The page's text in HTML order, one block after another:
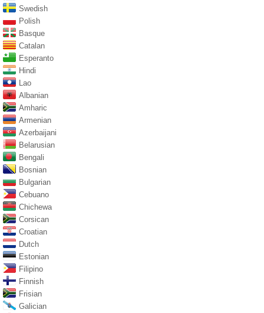
Swedish
Polish
Basque
Catalan
Esperanto
Hindi
Lao
Albanian
Amharic
Armenian
Azerbaijani
Belarusian
Bengali
Bosnian
Bulgarian
Cebuano
Chichewa
Corsican
Croatian
Dutch
Estonian
Filipino
Finnish
Frisian
Galician